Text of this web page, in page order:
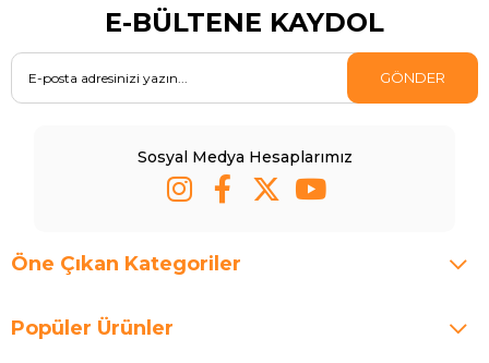
E-BÜLTENE KAYDOL
GÖNDER
Sosyal Medya Hesaplarımız
Öne Çıkan Kategoriler
Popüler Ürünler